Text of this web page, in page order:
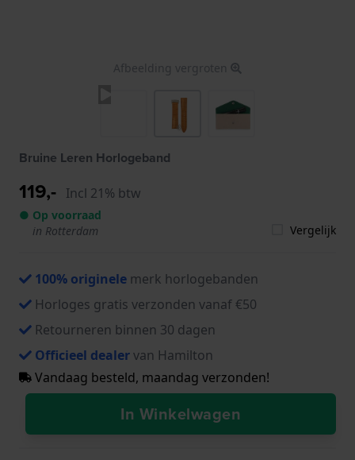
Afbeelding vergroten
Bruine Leren Horlogeband
119,- Incl 21% btw
● Op voorraad
in Rotterdam
Vergelijk
100% originele merk horlogebanden
Horloges gratis verzonden vanaf €50
Retourneren binnen 30 dagen
Officieel dealervan Hamilton
Vandaag besteld, maandag verzonden!
In Winkelwagen